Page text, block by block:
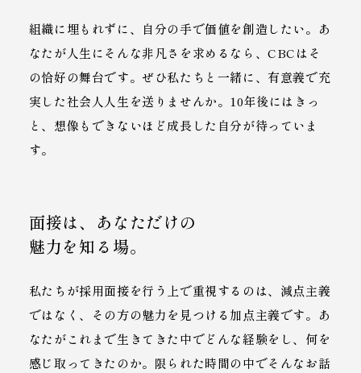
組織に埋もれずに、自分の手で価値を創造したい。あ
なたが人生にそんな非凡さを求めるなら、CBCはそ
の恰好の舞台です。ぜひ私たちと一緒に、有意義で充
実した社会人人生を送りませんか。10年後にはきっ
と、想像もできないほど成長した自分が待っていま
す。
面接は、あなただけの
魅力を知る場。
私たちが採用面接を行う上で重視するのは、減点主義
ではなく、その方の魅力を見つける加点主義です。あ
なたがこれまで生きてきた中でどんな経験をし、何を
感じ取ってきたのか。限られた時間の中でそんなお話